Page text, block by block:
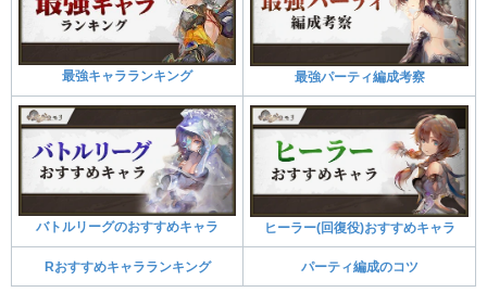
最強キャラランキング 最強パーティ編成考察
バトルリーグのおすすめキャラ ヒーラー(回復役)おすすめキャラ
Rおすすめキャラランキング パーティ編成のコツ